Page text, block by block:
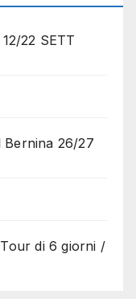
22 SETT
Bernina 26/27
di 6 giorni /